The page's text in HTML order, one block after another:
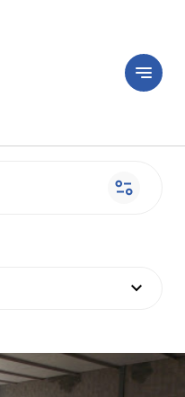
notes
page_info
keyboard_arrow_down